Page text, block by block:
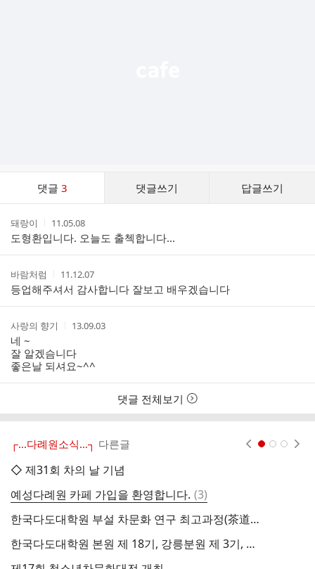
댓글 3 댓글쓰기 답글쓰기
스
작
성
자
돼랑이
작
성
시
간
11.05.08
도형환입니다. 오늘도 출첵합니다...
작
성
자
바람처럼
작
성
시
간
11.12.07
등업해주셔서 감사합니다 잘보고 배우겠습니다
작
성
자
사랑의 향기
작
시
간
13.09.03
네 ~
잘 알겠슴니다
좋은날 되셔요~^^
댓글 전체보기
┌…다례원소식…┐ 다른글
◇ 제31회 차의 날 기념
예성다례원 카페 가입을 환영합니다. 댓
글
(3)
한국다도대학원 부설 차문화 연구 최고과정(茶道正師 자격과정)
한국다도대학원 본원 제 18기, 강릉분원 제 3기, 대구분원 제 1기 교육생모집